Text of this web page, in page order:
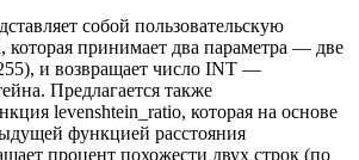
собой пользовательскую
принимает два параметра — две
и возвращает число INT —
Предлагается также
levenshtein_ratio, которая на основе
функцией расстояния
процент похожести двух строк (по